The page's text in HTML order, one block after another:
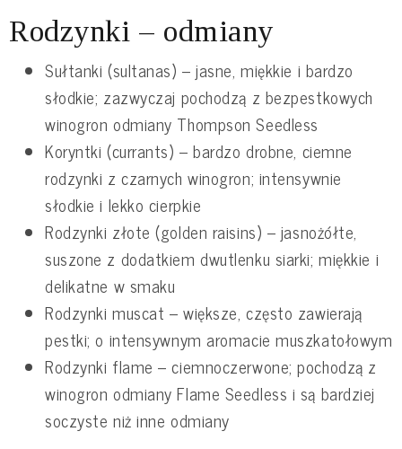
Rodzynki – odmiany
Sułtanki (sultanas) – jasne, miękkie i bardzo
słodkie; zazwyczaj pochodzą z bezpestkowych
winogron odmiany Thompson Seedless
Koryntki (currants) – bardzo drobne, ciemne
rodzynki z czarnych winogron; intensywnie
słodkie i lekko cierpkie
Rodzynki złote (golden raisins) – jasnożółte,
suszone z dodatkiem dwutlenku siarki; miękkie i
delikatne w smaku
Rodzynki muscat – większe, często zawierają
pestki; o intensywnym aromacie muszkatołowym
Rodzynki flame – ciemnoczerwone; pochodzą z
winogron odmiany Flame Seedless i są bardziej
soczyste niż inne odmiany